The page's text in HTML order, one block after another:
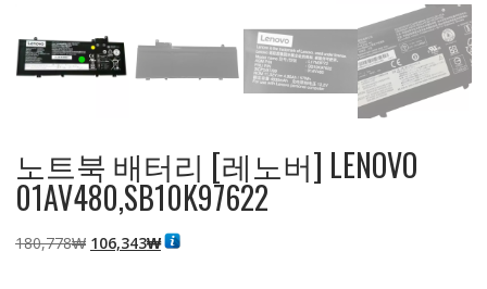
노트북 배터리 [레노버] LENOVO
01AV480,SB10K97622
180,778₩ 원
106,343₩현